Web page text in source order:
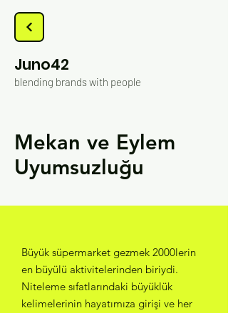
Juno42
blending brands with people
Mekan ve Eylem
Uyumsuzluğu
Büyük süpermarket gezmek 2000lerin
en büyülü aktivitelerinden biriydi.
Niteleme sıfatlarındaki büyüklük
kelimelerinin hayatımıza girişi ve her